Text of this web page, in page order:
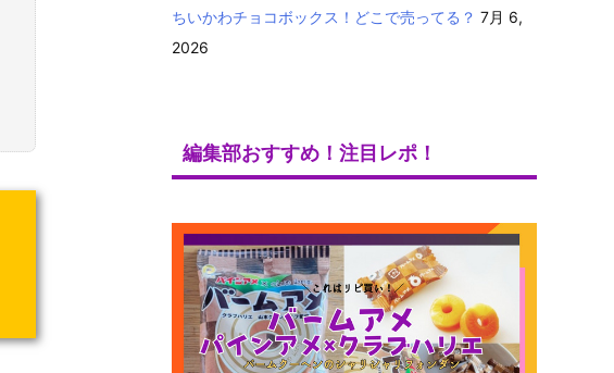
ちいかわチョコボックス！どこで売ってる？ 7月 6,
2026
編集部おすすめ！注目レポ！